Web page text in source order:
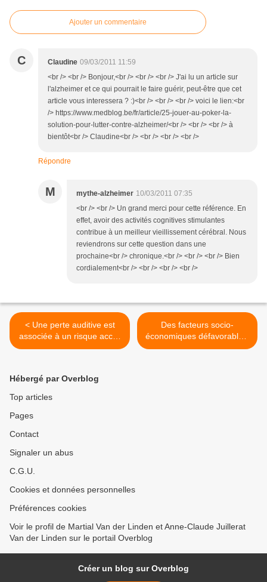
Ajouter un commentaire
C Claudine 09/03/2011 11:59
<br /> <br /> Bonjour,<br /> <br /> <br /> J'ai lu un article sur
l'alzheimer et ce qui pourrait le faire guérir, peut-être que cet
article vous interessera ? :)<br /> <br /> <br /> voici le lien:<br
/> https://www.medblog.be/fr/article/25-jouer-au-poker-la-
solution-pour-lutter-contre-alzheimer/<br /> <br /> <br /> à
bientôt<br /> Claudine<br /> <br /> <br /> <br />
Répondre
M mythe-alzheimer 10/03/2011 07:35
<br /> <br /> Un grand merci pour cette référence. En
effet, avoir des activités cognitives stimulantes
contribue à un meilleur vieillissement cérébral. Nous
reviendrons sur cette question dans une
prochaine<br /> chronique.<br /> <br /> <br /> Bien
cordialement<br /> <br /> <br /> <br />
< Une perte auditive est
associée à un risque accru
de vieillissement
«démence»)
Des facteurs socio-
économiques défavorables,
tout au long de la vie, sont
Hébergé par Overblog
Top articles
Pages
Contact
Signaler un abus
C.G.U.
Cookies et données personnelles
Préférences cookies
Voir le profil de Martial Van der Linden et Anne-Claude Juillerat
Van der Linden sur le portail Overblog
Créer un blog sur Overblog